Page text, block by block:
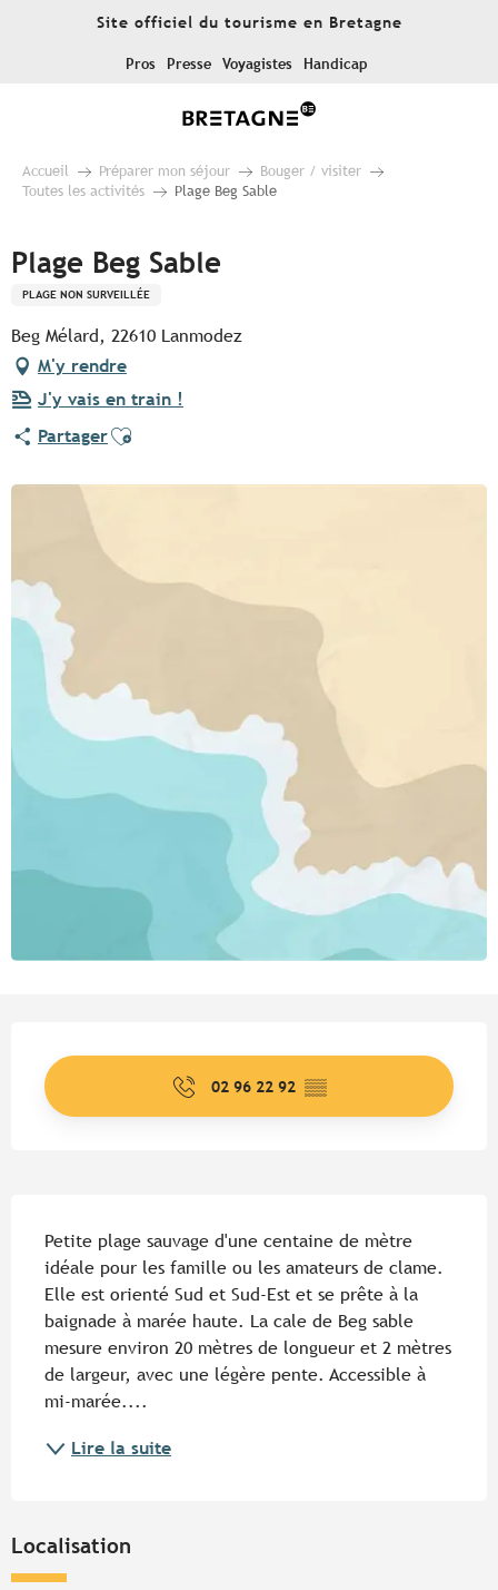
Site officiel du tourisme en Bretagne
Pros Presse Voyagistes Handicap
Accueil Préparer mon séjour
Bouger / visiter
Toutes les activités
Plage Beg Sable
Plage Beg Sable
PLAGE NON SURVEILLÉE
Beg Mélard, 22610 Lanmodez
M'y rendre
J'y vais en train !
PartagerAjouter aux favoris
02 96 22 92 ▒▒
Petite plage sauvage d'une centaine de mètre
idéale pour les famille ou les amateurs de clame.
Elle est orienté Sud et Sud-Est et se prête à la
baignade à marée haute. La cale de Beg sable
mesure environ 20 mètres de longueur et 2 mètres
de largeur, avec une légère pente. Accessible à
mi-marée....
Lire la suite
Localisation